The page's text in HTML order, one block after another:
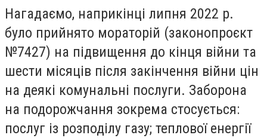
Нагадаємо, наприкінці липня 2022 р.
було прийнято мораторій (законопроєкт
№7427) на підвищення до кінця війни та
шести місяців після закінчення війни цін
на деякі комунальні послуги. Заборона
на подорожчання зокрема стосується:
послуг із розподілу газу; теплової енергії